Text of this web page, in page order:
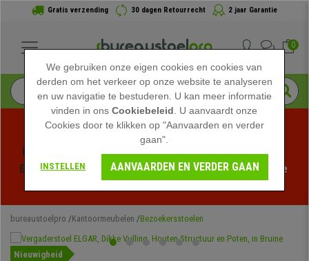
Gratis verzending 30 dagen Retourrecht 2 jaar Garantie
0
Profiteer van de Zomeruitverkoop bij bureaustoelpro!
Exclusieve kortingen voor een beperkte tijd - Bekijk de
bureaustoelpro Kantoormeubelen Bezoekersstoelen
Nieuwigheid
We gebruiken onze eigen cookies en cookies van
derden om het verkeer op onze website te analyseren
en uw navigatie te bestuderen. U kan meer informatie
vinden in onsCookiebeleid . U aanvaardt onze
Cookies door te klikken op "Aanvaarden en verder
gaan".
INSTELLEN AANVAARDEN EN VERDER GAAN